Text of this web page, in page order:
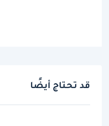
قد تحتاج أيضًا